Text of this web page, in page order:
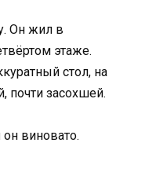
Он жил в
этаже.
стол, на
почти засохшей.
виновато.